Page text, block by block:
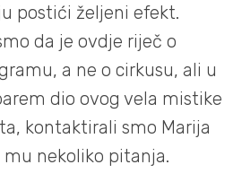
postići željeni efekt.
da je ovdje riječ o
a ne o cirkusu, ali u
dio ovog vela mistike
kontaktirali smo Marija
nekoliko pitanja.